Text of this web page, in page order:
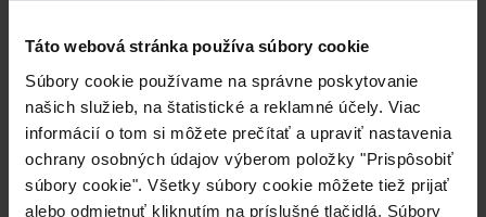
Táto webová stránka používa súbory cookie
Súbory cookie používame na správne poskytovanie
našich služieb, na štatistické a reklamné účely. Viac
informácií o tom si môžete prečítať a upraviť nastavenia
ochrany osobných údajov výberom položky "Prispôsobiť
súbory cookie". Všetky súbory cookie môžete tiež prijať
alebo odmietnuť kliknutím na príslušné tlačidlá. Súbory
Detaily
Zloženie